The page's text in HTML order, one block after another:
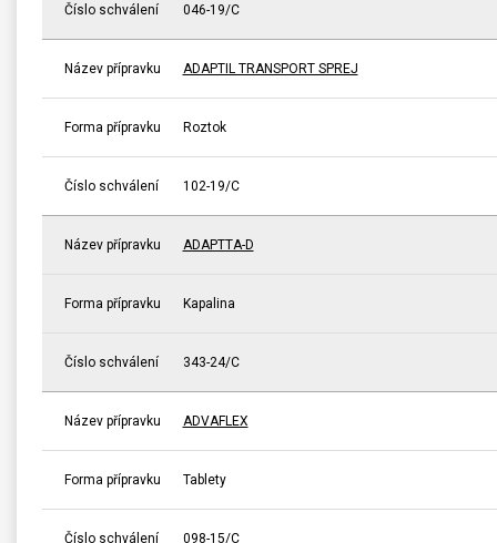
Číslo schválení 046-19/C
Název přípravku ADAPTIL TRANSPORT SPREJ
Forma přípravku Roztok
Číslo schválení 102-19/C
Název přípravku ADAPTTA-D
Forma přípravku Kapalina
Číslo schválení 343-24/C
Název přípravku ADVAFLEX
Forma přípravku Tablety
Číslo schválení 098-15/C